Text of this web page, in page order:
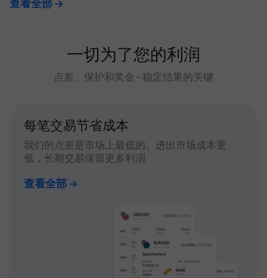
查看全部
一切为了您的利润
点差、保护和奖金—稳定结果的关键
每笔交易节省成本
我们的点差是市场上最低的。进出市场成本更
低，长期交易保留更多利润
查看全部